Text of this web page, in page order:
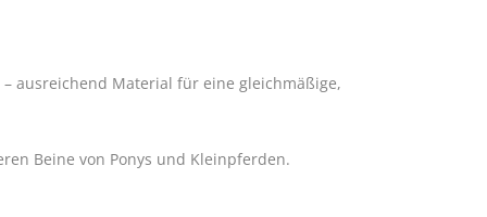
ausreichend Material für eine gleichmäßige,
Beine von Ponys und Kleinpferden.